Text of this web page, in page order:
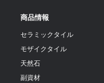
商品情報
セラミックタイル
モザイクタイル
天然石
副資材